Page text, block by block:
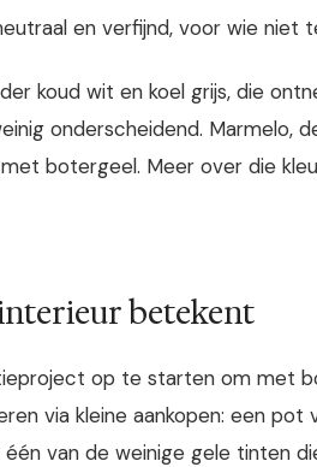
en verfijnd, voor wie niet
koud wit en koel grijs, die
onderscheidend. Marmelo,
botergeel. Meer over die
betekent
op te starten om met
via kleine aankopen: een
één van de weinige gele tinten